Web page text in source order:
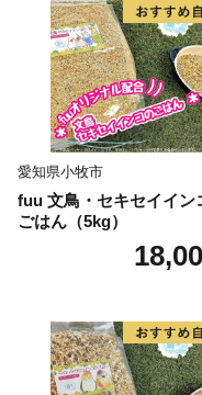
いただきます。
※寄附につきまして
おりません。
※特典商品の写真は
※返礼品等の返品、
だし、破損・不良品
きます。
※返礼品等送付先住
礼品等の再送はでき
※酒類は、未成年の
【お願い】
愛知県小牧市
fuu 文鳥・セキセイイン
ごはん（5kg）